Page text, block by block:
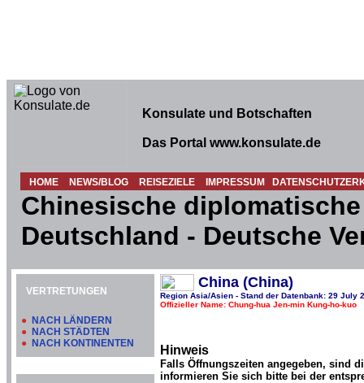
Konsulate und Botschaften
Das Portal www.konsulate.de
HOME NEWS/BLOG REISEZIELE IMPRESSUM
Chinesische
Deutschland - Deutsche
VERTRETUNGEN
● NACH LÄNDERN
● NACH STÄDTEN
● NACH KONTINENTEN
China (China)
Region Asia/Asien - Stand der Datenbank: 29 July
Offizieller Name: Chung-hua Jen-min Kung-ho-kuo
Hinweis
Falls Öffnungszeiten angegeben, sind
informieren Sie sich bitte bei der